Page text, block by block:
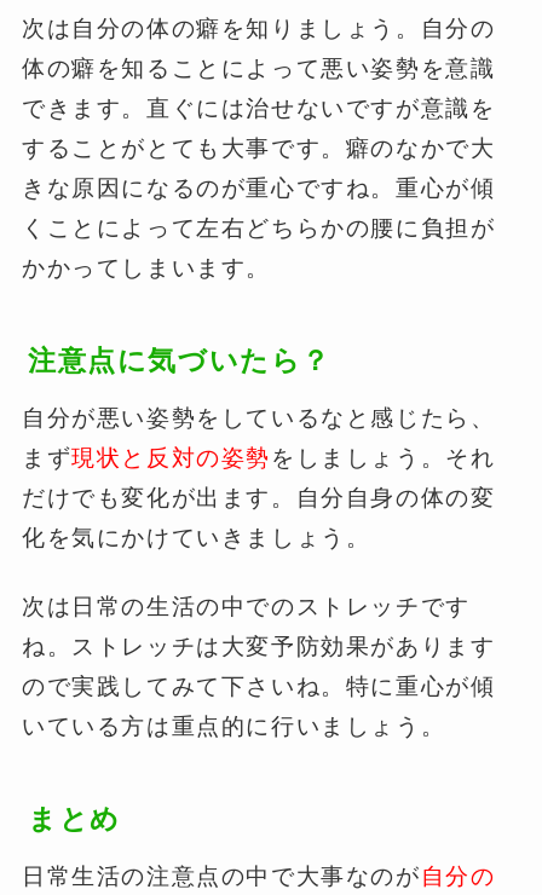
次は自分の体の癖を知りましょう。自分の
体の癖を知ることによって悪い姿勢を意識
できます。直ぐには治せないですが意識を
することがとても大事です。癖のなかで大
きな原因になるのが重心ですね。重心が傾
くことによって左右どちらかの腰に負担が
かかってしまいます。
注意点に気づいたら？
自分が悪い姿勢をしているなと感じたら、
まず現状と反対の姿勢 をしましょう。それ
だけでも変化が出ます。自分自身の体の変
化を気にかけていきましょう。
次は日常の生活の中でのストレッチです
ね。ストレッチは大変予防効果があります
ので実践してみて下さいね。特に重心が傾
いている方は重点的に行いましょう。
まとめ
日常生活の注意点の中で大事なのが自分の